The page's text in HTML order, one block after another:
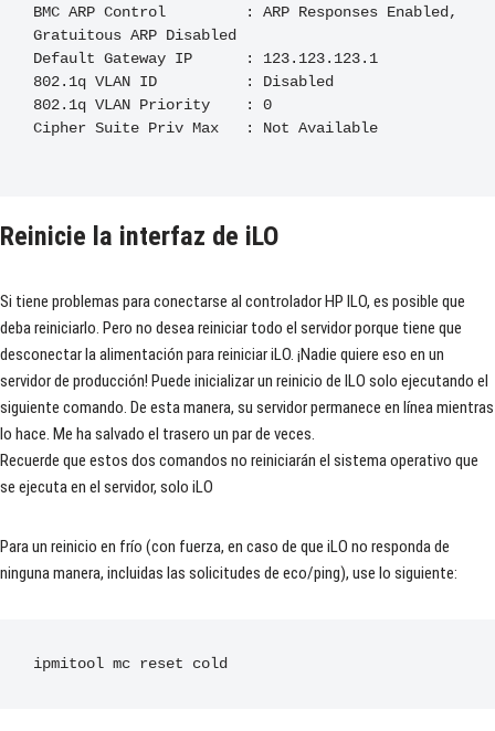
BMC ARP Control : ARP Responses Enabled,
Gratuitous ARP Disabled
Default Gateway IP : 123.123 . 123.1
802.1q VLAN ID :
Disabled
802.1q VLAN Priority :
0
Cipher Suite Priv Max : Not Available
Reinicie la interfaz de iLO
Si tiene problemas para conectarse al controlador HP ILO, es posible que
deba reiniciarlo. Pero no desea reiniciar todo el servidor porque tiene que
desconectar la alimentación para reiniciar iLO. ¡Nadie quiere eso en un
servidor de producción! Puede inicializar un reinicio de ILO solo ejecutando el
siguiente comando. De esta manera, su servidor permanece en línea mientras
lo hace. Me ha salvado el trasero un par de veces.
Recuerde que estos dos comandos no reiniciarán el sistema operativo que
se ejecuta en el servidor, solo iLO
Para un reinicio en frío (con fuerza, en caso de que iLO no responda de
ninguna manera, incluidas las solicitudes de eco/ping), use lo siguiente:
ipmitool mc reset cold